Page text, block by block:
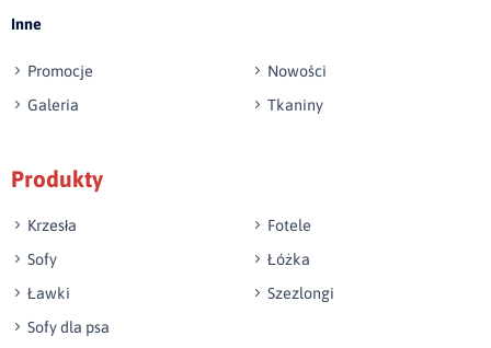
Inne
Promocje
Nowości
Galeria
Tkaniny
Produkty
Krzesła
Fotele
Sofy
Łóżka
Ławki
Szezlongi
Sofy dla psa